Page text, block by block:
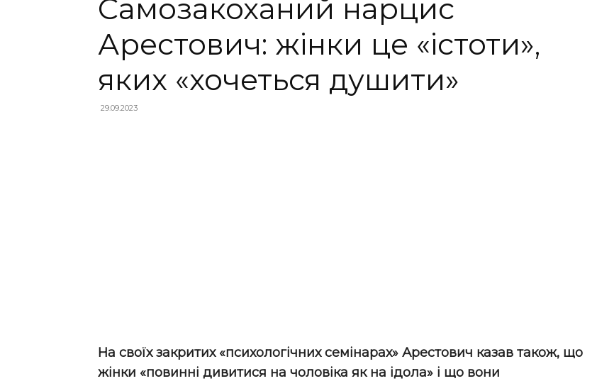
Самозакоханий нарцис
Арестович: жінки це «істоти»,
яких «хочеться душити»
29.09.2023
На своїх закритих «психологічних семінарах» Арестович казав також, що
жінки «повинні дивитися на чоловіка як на ідола» і що вони